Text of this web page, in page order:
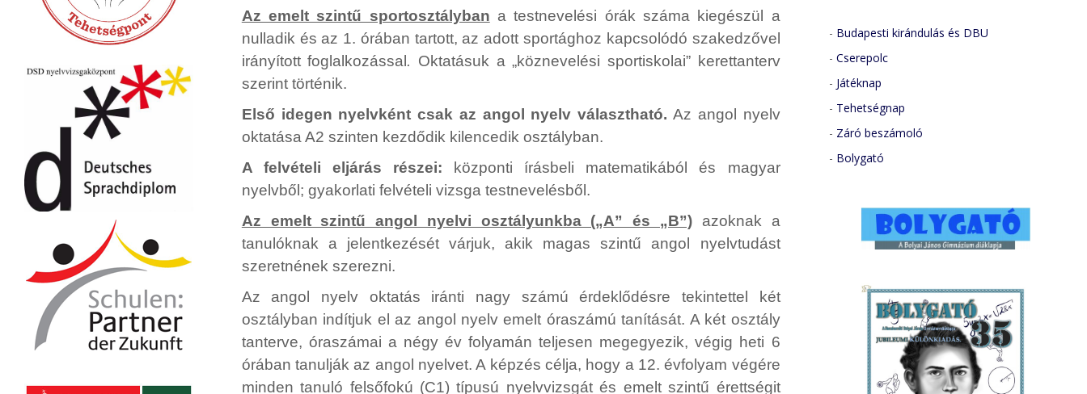
Az emelt szintű sportosztályban a testnevelési órák száma kiegészül a
nulladik és az 1. órában tartott, az adott sportághoz kapcsolódó szakedzővel
irányított foglalkozással. Oktatásuk a „köznevelési sportiskolai” kerettanterv
szerint történik.
Első idegen nyelvként csak az angol nyelv választható. Az angol nyelv
oktatása A2 szinten kezdődik kilencedik osztályban.
A felvételi eljárás részei: központi írásbeli matematikából és magyar
nyelvből; gyakorlati felvételi vizsga testnevelésből.
Az emelt szintű angol nyelvi osztályunkba („A” és „B”) azoknak a
tanulóknak a jelentkezését várjuk, akik magas szintű angol nyelvtudást
szeretnének szerezni.
Az angol nyelv oktatás iránti nagy számú érdeklődésre tekintettel két
osztályban indítjuk el az angol nyelv emelt óraszámú tanítását. A két osztály
tanterve, óraszámai a négy év folyamán teljesen megegyezik, végig heti 6
órában tanulják az angol nyelvet. A képzés célja, hogy a 12. évfolyam végére
minden tanuló felsőfokú (C1) típusú nyelvvizsgát és emelt szintű érettségit
- Budapesti kirándulás és DBU
- Cserepolc
- Játéknap
- Tehetségnap
- Záró beszámoló
- Bolygató